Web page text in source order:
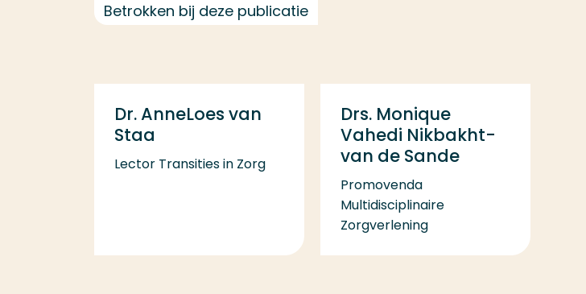
Betrokken bij deze publicatie
Dr. AnneLoes van
Staa
Lector Transities in Zorg
Drs. Monique
Vahedi Nikbakht-
van de Sande
Promovenda
Multidisciplinaire
Zorgverlening